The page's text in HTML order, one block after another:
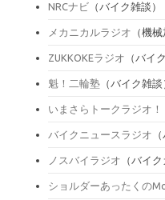
NRCナビ （バイク雑談）
メカニカルラジオ （機械
ZUKKOKEラジオ （バイ
魁！二輪塾 （バイク雑談
いまさらトークラジオ！
バイクニュースラジオ
ノスバイラジオ （バイ
ショルダーあったくの